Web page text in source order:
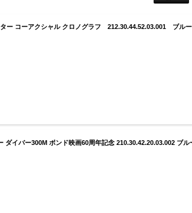
ー コーアクシャル クロノグラフ 212.30.44.52.03.001 ブ
ダイバー300M ボンド映画60周年記念 210.30.42.20.03.002 ブ